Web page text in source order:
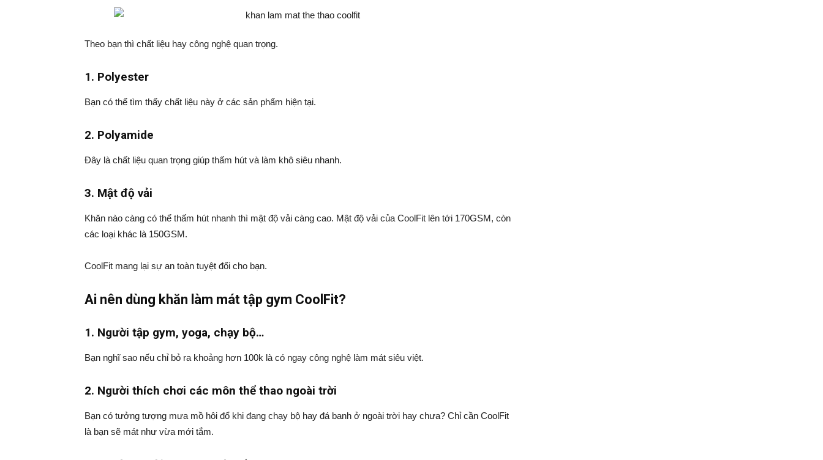
Theo bạn thì chất liệu hay công nghệ quan trọng.
1. Polyester
Bạn có thể tìm thấy chất liệu này ở các sản phẩm hiện tại.
2. Polyamide
Đây là chất liệu quan trọng giúp thấm hút và làm khô siêu nhanh.
3. Mật độ vải
Khăn nào càng có thể thấm hút nhanh thì mật độ vải càng cao. Mật độ vải của CoolFit lên tới 170GSM, còn
các loại khác là 150GSM.
CoolFit mang lại sự an toàn tuyệt đối cho bạn.
Ai nên dùng khăn làm mát tập gym CoolFit?
1. Người tập gym, yoga, chạy bộ…
Bạn nghĩ sao nếu chỉ bỏ ra khoảng hơn 100k là có ngay công nghệ làm mát siêu việt.
2. Người thích chơi các môn thể thao ngoài trời
Bạn có tưởng tượng mưa mồ hôi đổ khi đang chạy bộ hay đá banh ở ngoài trời hay chưa? Chỉ cần CoolFit
là bạn sẽ mát như vừa mới tắm.